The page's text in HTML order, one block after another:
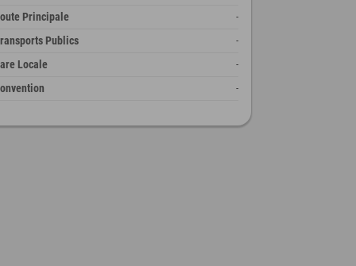
Principale
-
Publics
-
Locale
-
-